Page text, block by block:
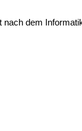
nach dem